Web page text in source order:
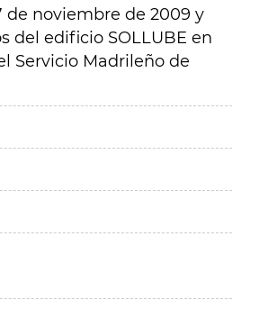
de noviembre de 2009 y
del edificio SOLLUBE en
Servicio Madrileño de